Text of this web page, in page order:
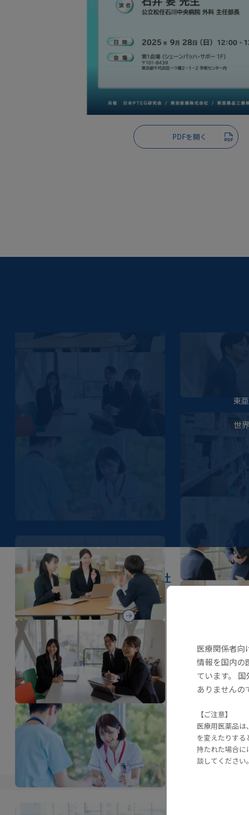
医療関係者向
情報を国内の
ています。
ありませんの
【ご注意】
医療用医薬品
を変えたりする
持たれた場合に
談してください。
PDFを開く
東
世
医療関係者の方へ
東亜新薬株式会社
〒160-0023
東京都新宿区西新宿3-2-11
新宿三井ビル２号館
Google Maps
©TOA SHINYAKU CO.,LTD. All rights reserved.